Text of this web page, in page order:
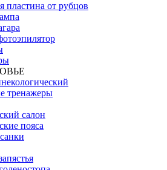
пластина от рубцов
тренажеры
салон
пояса